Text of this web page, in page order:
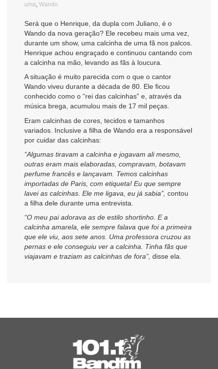
uma Wando
Será que o Henrique, da dupla com Juliano, é o
Wando da nova geração? Ele recebeu mais uma vez,
durante um show, uma calcinha de uma fã nos palcos.
Henrique achou engraçado e continuou cantando com
a calcinha na mão, levando as fãs à loucura.
A situação é muito parecida com o que o cantor
Wando viveu durante a década de 80. Ele ficou
conhecido como o “rei das calcinhas” e, através da
música brega, acumulou mais de 17 mil peças.
Eram calcinhas de cores, tecidos e tamanhos
variados. Inclusive a filha de Wando era a responsável
por cuidar das calcinhas:
“Algumas tiravam a calcinha e jogavam ali mesmo,
outras eram mais elaboradas, compravam, botavam
perfume francês e lançavam. Temos calcinhas
importadas de Paris, com etiqueta! Eu que sempre
lavei as calcinhas. Ele me ligava, eu já sabia”, contou
a filha dele durante uma entrevista.
“O meu pai adorava as de estilo shortinho. E a
calcinha amarela, ele sempre falava que foi a primeira
que ele viu, aos sete anos. Uma professora cruzou as
pernas e ele conseguiu ver a calcinha. Tinha fãs que
viajavam e traziam as calcinhas de fora”, disse ela.